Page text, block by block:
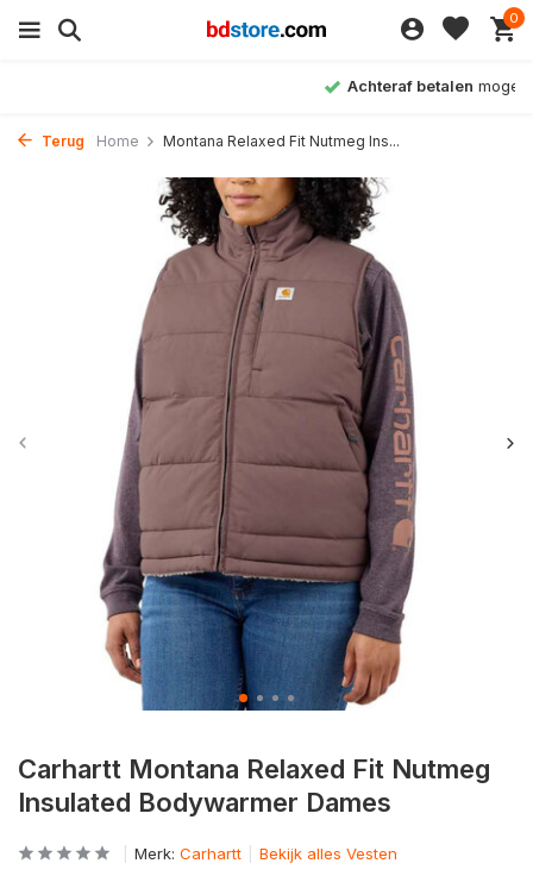
0
mogelijk
Terug Home Montana Relaxed Fit Nutmeg Ins...
Carhartt Montana Relaxed Fit Nutmeg
Insulated Bodywarmer Dames
Merk: Carhartt Bekijk alles Vesten